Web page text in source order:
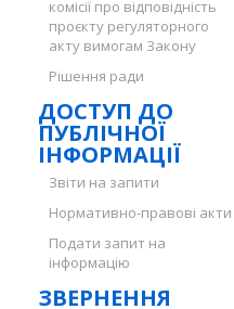
комісії про відповідність
проєкту регуляторного
акту вимогам Закону
Рішення ради
ДОСТУП ДО
ПУБЛІЧНОЇ
ІНФОРМАЦІЇ
Звіти на запити
Нормативно-правові акти
Подати запит на
інформацію
ЗВЕРНЕННЯ